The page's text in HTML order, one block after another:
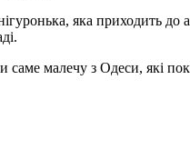
яка приходить до
малечу з Одеси, які